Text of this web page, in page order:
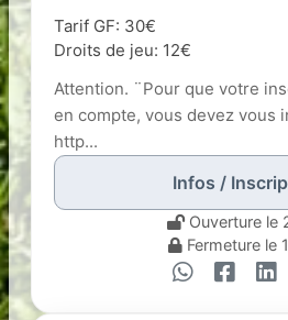
Tarif GF: 30€
Droits de jeu: 12€
Attention. ¨Pour que votre
en compte, vous devez vous
http...
Infos /
Ouverture le
Fermeture le